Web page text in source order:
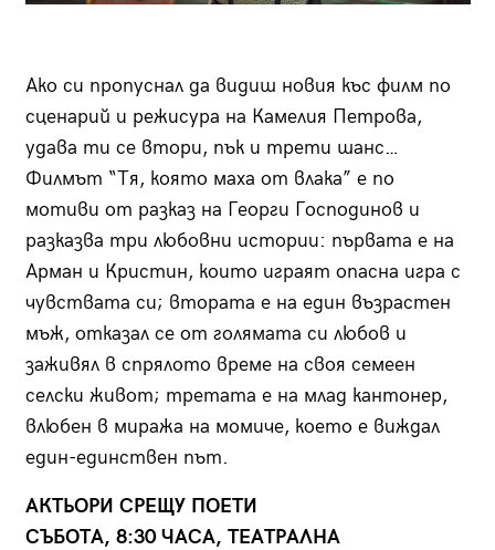
Ако си пропуснал да видиш новия къс филм по
сценарий и режисура на Камелия Петрова,
удава ти се втори, пък и трети шанс…
Филмът “Тя, която маха от влака” е по
мотиви от разказ на Георги Господинов и
разказва три любовни истории: първата е на
Арман и Кристин, които играят опасна игра с
чувствата си; втората е на един възрастен
мъж, отказал се от голямата си любов и
заживял в спрялото време на своя семеен
селски живот; третата е на млад кантонер,
влюбен в миража на момиче, което е виждал
един-единствен път.
АКТЬОРИ СРЕЩУ ПОЕТИ
СЪБОТА, 8:30 ЧАСА, ТЕАТРАЛНА